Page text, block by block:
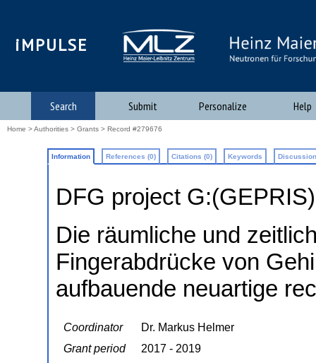
iMPULSE
Search Submit Personalize Help
Home >Authorities > Grants > Record #279676
Information References (0) Citations (0) Keywords
DFG project
Die räumliche und
Fingerabdrücke von
aufbauende neuartige
Coordinator
Dr. Markus Helmer
Grant period
2017 - 2019